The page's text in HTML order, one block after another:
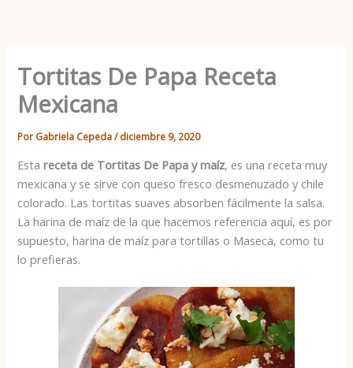
Tortitas De Papa Receta
Mexicana
Por Gabriela Cepeda/diciembre 9, 2020
Estareceta de Tortitas De Papa y maíz, es una receta muy
mexicana y se sirve con queso fresco desmenuzado y chile
colorado. Las tortitas suaves absorben fácilmente la salsa.
La harina de maíz de la que hacemos referencia aquí, es por
supuesto, harina de maíz para tortillas o Maseca, como tu
lo prefieras.